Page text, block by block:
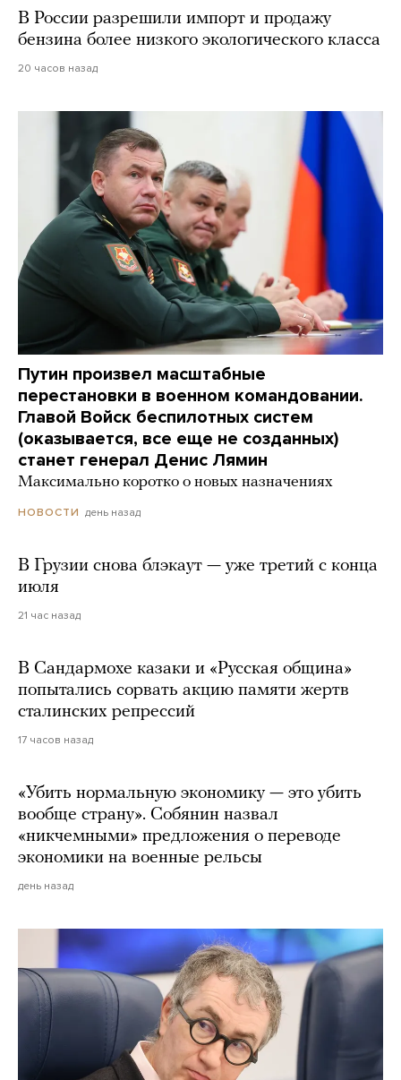
В России разрешили импорт и продажу
бензина более низкого экологического класса
20 часов назад
Путин произвел масштабные
перестановки в военном командовании.
Главой Войск беспилотных систем
(оказывается, все еще не созданных)
станет генерал Денис Лямин
Максимально коротко о новых назначениях
НОВОСТИ день назад
В Грузии снова блэкаут — уже третий с конца
июля
21 час назад
В Сандармохе казаки и «Русская община»
попытались сорвать акцию памяти жертв
сталинских репрессий
17 часов назад
«Убить нормальную экономику — это убить
вообще страну». Собянин назвал
«никчемными» предложения о переводе
экономики на военные рельсы
день назад